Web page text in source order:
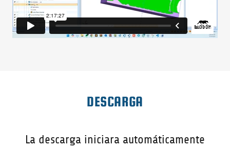
DESCARGA
La descarga iniciara automáticamente